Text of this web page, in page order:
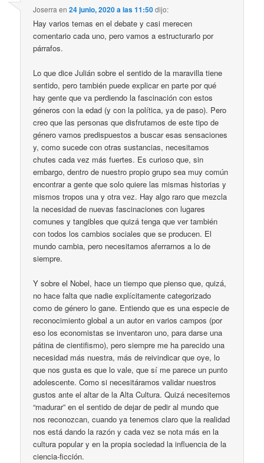
Joserra en24 junio, 2020 a las 11:50dijo:
Hay varios temas en el debate y casi merecen
comentario cada uno, pero vamos a estructurarlo por
párrafos.
Lo que dice Julián sobre el sentido de la maravilla tiene
sentido, pero también puede explicar en parte por qué
hay gente que va perdiendo la fascinación con estos
géneros con la edad (y con la política, ya de paso). Pero
creo que las personas que disfrutamos de este tipo de
género vamos predispuestos a buscar esas sensaciones
y, como sucede con otras sustancias, necesitamos
chutes cada vez más fuertes. Es curioso que, sin
embargo, dentro de nuestro propio grupo sea muy común
encontrar a gente que solo quiere las mismas historias y
mismos tropos una y otra vez. Hay algo raro que mezcla
la necesidad de nuevas fascinaciones con lugares
comunes y tangibles que quizá tenga que ver también
con todos los cambios sociales que se producen. El
mundo cambia, pero necesitamos aferrarnos a lo de
siempre.
Y sobre el Nobel, hace un tiempo que pienso que, quizá,
no hace falta que nadie explícitamente categorizado
como de género lo gane. Entiendo que es una especie de
reconocimiento global a un autor en varios campos (por
eso los economistas se inventaron uno, para darse una
pátina de cientifismo), pero siempre me ha parecido una
necesidad más nuestra, más de reivindicar que oye, lo
que nos gusta es que lo vale, que sí me parece un punto
adolescente. Como si necesitáramos validar nuestros
gustos ante el altar de la Alta Cultura. Quizá necesitemos
“madurar” en el sentido de dejar de pedir al mundo que
nos reconozcan, cuando ya tenemos claro que la realidad
nos está dando la razón y cada vez se nota más en la
cultura popular y en la propia sociedad la influencia de la
ciencia-ficción.